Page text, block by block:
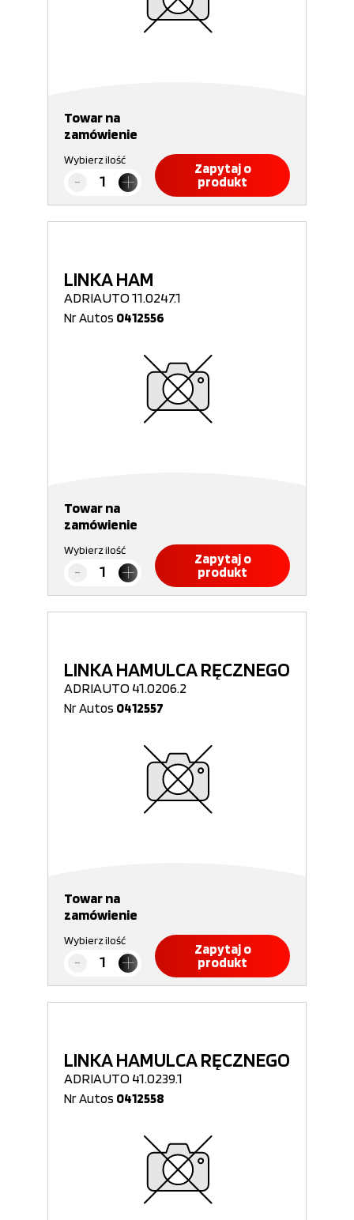
Towar na
zamówienie
Wybierz ilość
Zapytaj o
produkt
LINKA HAM
ADRIAUTO 11.0247.1
Nr Autos 0412556
Towar na
zamówienie
Wybierz ilość
Zapytaj o
produkt
LINKA HAMULCA RĘCZNEGO
ADRIAUTO 41.0206.2
Nr Autos 0412557
Towar na
zamówienie
Wybierz ilość
Zapytaj o
produkt
LINKA HAMULCA RĘCZNEGO
ADRIAUTO 41.0239.1
Nr Autos 0412558